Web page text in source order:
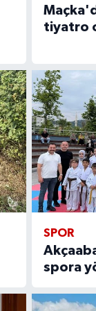
tiyatro
SPOR
spora